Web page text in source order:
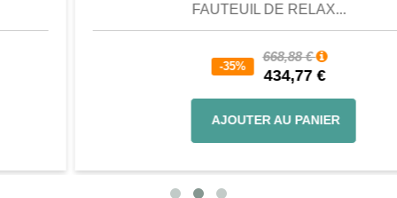
FAUTEUIL DE RELAX...
668,88 €
434,77 €
AJOUTER AU PANIER